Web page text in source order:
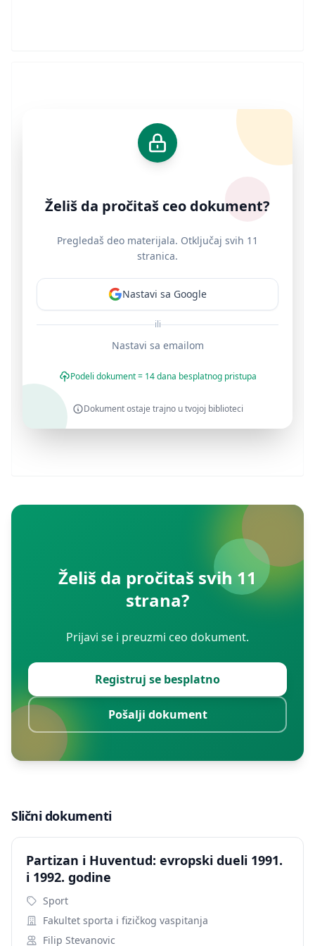
Želiš da pročitaš ceo dokument?
Pregledaš deo materijala. Otključaj svih 11
stranica.
Nastavi sa Google
ili
Nastavi sa emailom
Podeli dokument = 14 dana besplatnog pristupa
Dokument ostaje trajno u tvojoj biblioteci
Želiš da pročitaš svih 11
strana?
Prijavi se i preuzmi ceo dokument.
Registruj se besplatno
Pošalji dokument
Slični dokumenti
Partizan i Huventud: evropski dueli 1991.
i 1992. godine
Sport
Fakultet sporta i fizičkog vaspitanja
Filip Stevanovic